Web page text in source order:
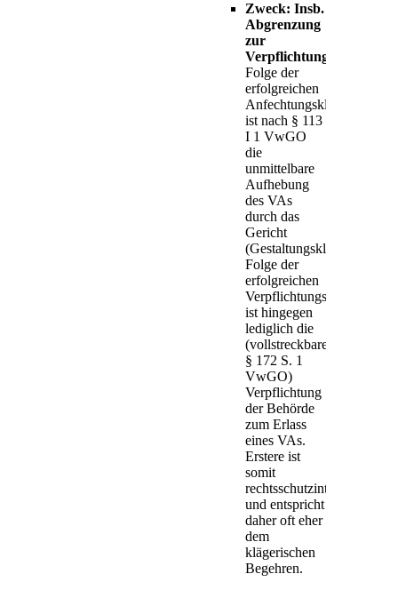
Zweck: Insb.
Abgrenzung
zur
Verpflichtungsklage
Folge der
erfolgreichen
Anfechtungsklage
ist nach § 113
I 1 VwGO
die
unmittelbare
Aufhebung
des VAs
durch das
Gericht
(Gestaltungsklage).
Folge der
erfolgreichen
Verpflichtungsklage
ist hingegen
lediglich die
(vollstreckbare,
§ 172 S. 1
VwGO)
Verpflichtung
der Behörde
zum Erlass
eines VAs.
Erstere ist
somit
rechtsschutzintensiver
und entspricht
daher oft eher
dem
klägerischen
Begehren.